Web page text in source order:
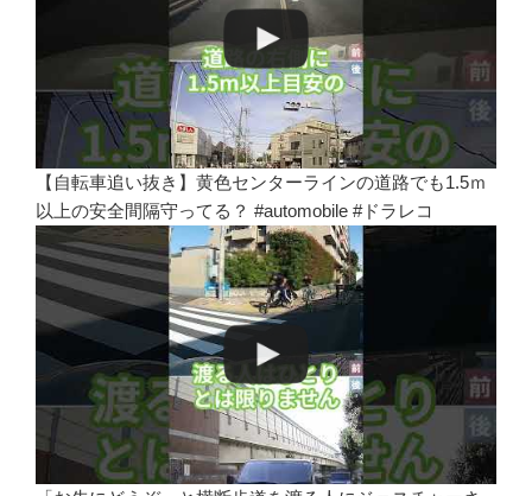
【自転車追い抜き】黄色センターラインの道路でも1.5ｍ
以上の安全間隔守ってる？ #automobile #ドラレコ